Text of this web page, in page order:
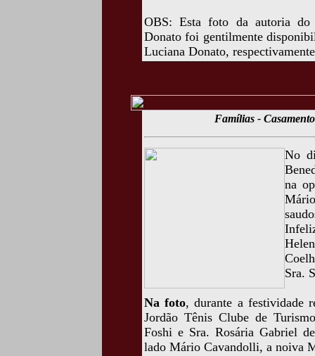
OBS: Esta foto da autoria do
Donato foi gentilmente
Luciana Donato,
Famílias -
No
na
Sra.
Na foto, durante a festividade
Jordão Tênis Clube de
Foshi e Sra. Rosária Gabriel
lado Mário Cavandolli, a noiva